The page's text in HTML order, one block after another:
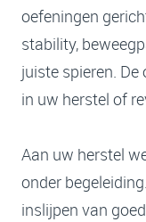
oefeningen
stability,
juiste spieren.
in uw herstel of
Aan uw herstel
onder
inslijpen van